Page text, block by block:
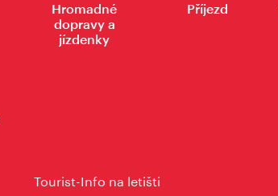
Hromadné
dopravy a
jízdenky
Příjezd
Tourist-Info na letišti